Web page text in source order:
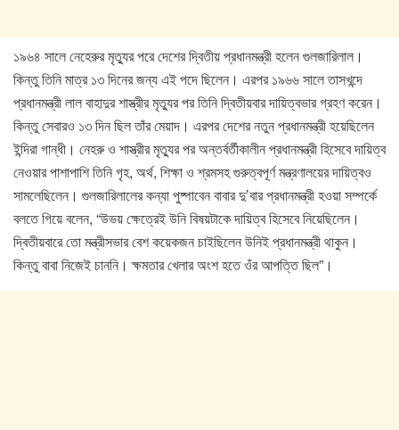
১৯৬৪ সালে নেহেরুর মৃত্যুর পরে দেশের দ্বিতীয় প্রধানমন্ত্রী হলেন গুলজারিলাল।
কিন্তু তিনি মাত্র ১৩ দিনের জন্য এই পদে ছিলেন। এরপর ১৯৬৬ সালে তাসখন্দে
প্রধানমন্ত্রী লাল বাহাদুর শাস্ত্রীর মৃত্যুর পর তিনি দ্বিতীয়বার দায়িত্বভার গ্রহণ করেন।
কিন্তু সেবারও ১৩ দিন ছিল তাঁর মেয়াদ। এরপর দেশের নতুন প্রধানমন্ত্রী হয়েছিলেন
ইন্দিরা গান্ধী। নেহরু ও শাস্ত্রীর মৃত্যুর পর অন্তর্বর্তীকালীন প্রধানমন্ত্রী হিসেবে দায়িত্ব
নেওয়ার পাশাপাশি তিনি গৃহ, অর্থ, শিক্ষা ও শ্রমসহ গুরুত্বপূর্ণ মন্ত্রণালয়ের দায়িত্বও
সামলেছিলেন। গুলজারিলালের কন্যা পুষ্পাবেন বাবার দু’বার প্রধানমন্ত্রী হওয়া সম্পর্কে
বলতে গিয়ে বলেন, “উভয় ক্ষেত্রেই উনি বিষয়টাকে দায়িত্ব হিসেবে নিয়েছিলেন।
দ্বিতীয়বারে তো মন্ত্রীসভার বেশ কয়েকজন চাইছিলেন উনিই প্রধানমন্ত্রী থাকুন।
কিন্তু বাবা নিজেই চাননি। ক্ষমতার খেলার অংশ হতে ওঁর আপত্তি ছিল”।